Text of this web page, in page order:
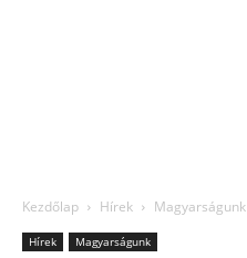
Kezdőlap Hírek Magyarságunk
Hírek Magyarságunk